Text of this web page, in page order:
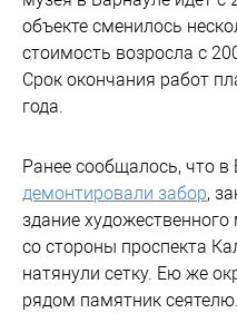
объекте сменилось
стоимость возросла с
Срок окончания работ
года.
Ранее сообщалось, что в
демонтировали забор,
здание
со стороны проспекта
натянули сетку. Ею же
рядом памятник сеятелю.